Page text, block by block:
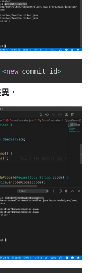
<new commit-id>
異 ．